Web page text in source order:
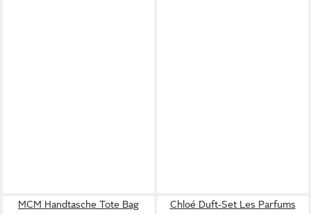
MCM Handtasche Tote Bag
Chloé Duft-Set Les Parfums